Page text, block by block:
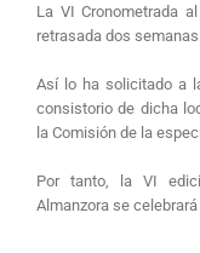
La VI Cronometrada
retrasada dos semanas.
Así lo ha solicitado a
consistorio de dicha
la Comisión de la
Por tanto, la VI
Almanzora se